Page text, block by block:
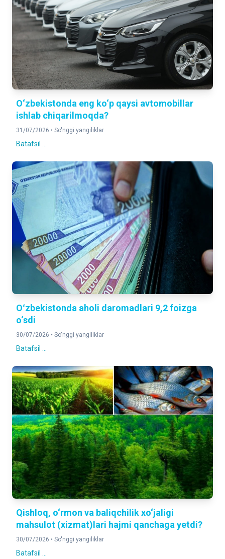
O‘zbekistonda eng ko‘p qaysi avtomobillar
ishlab chiqarilmoqda?
31/07/2026 • So'nggi yangiliklar
Batafsil ...
Oʻzbekistonda aholi daromadlari 9,2 foizga
o‘sdi
30/07/2026 • So'nggi yangiliklar
Batafsil ...
Qishloq, o‘rmon va baliqchilik xo‘jaligi
mahsulot (xizmat)lari hajmi qanchaga yetdi?
30/07/2026 • So'nggi yangiliklar
Batafsil ...